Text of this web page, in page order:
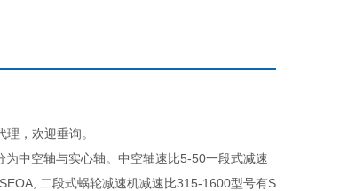
，欢迎垂询。
中空轴与实心轴。中空轴速比5-50一段式减速
二段式蜗轮减速机减速比315-1600型号有S